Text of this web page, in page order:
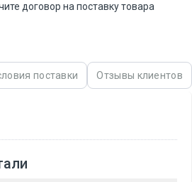
договор на поставку товара
поставки Отзывы клиентов